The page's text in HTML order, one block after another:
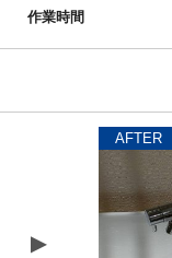
作業時間
AFTER